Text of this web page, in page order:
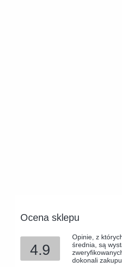
Ocena sklepu
4.9
Opinie, z
średnia, są
dokonali